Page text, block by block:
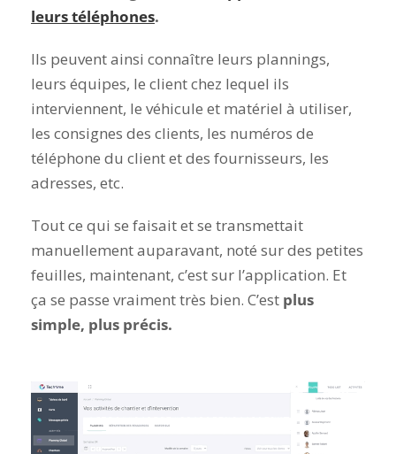
leurs téléphones.
Ils peuvent ainsi connaître leurs plannings,
leurs équipes, le client chez lequel ils
interviennent, le véhicule et matériel à utiliser,
les consignes des clients, les numéros de
téléphone du client et des fournisseurs, les
adresses, etc.
Tout ce qui se faisait et se transmettait
manuellement auparavant, noté sur des petites
feuilles, maintenant, c’est sur l’application. Et
ça se passe vraiment très bien. C’est plus
simple, plus précis.